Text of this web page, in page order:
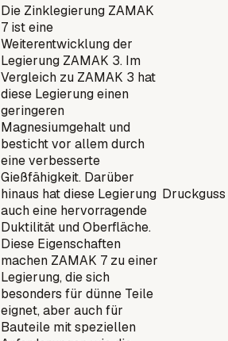
Die Zinklegierung ZAMAK
7 ist eine
Weiterentwicklung der
Legierung ZAMAK 3. Im
Vergleich zu ZAMAK 3 hat
diese Legierung einen
geringeren
Magnesiumgehalt und
besticht vor allem durch
eine verbesserte
Gießfähigkeit. Darüber
hinaus hat diese Legierung
auch eine hervorragende
Duktilität und Oberfläche.
Diese Eigenschaften
machen ZAMAK 7 zu einer
Legierung, die sich
besonders für dünne Teile
eignet, aber auch für
Bauteile mit speziellen
Druckguss